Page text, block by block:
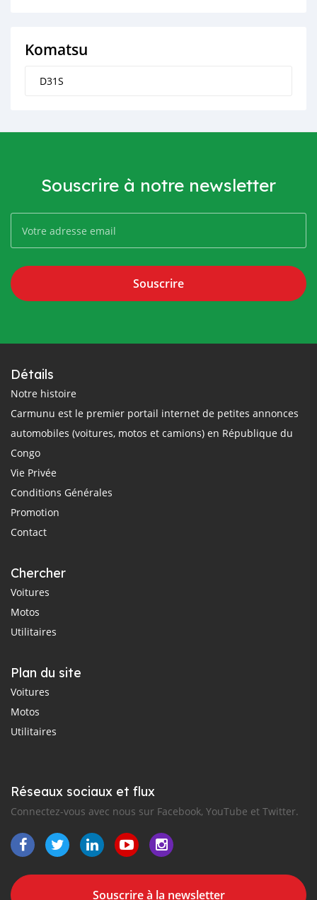
Komatsu
D31S
Souscrire à notre newsletter
Souscrire
Détails
Notre histoire
Carmunu est le premier portail internet de petites annonces
automobiles (voitures, motos et camions) en République du
Congo
Vie Privée
Conditions Générales
Promotion
Contact
Chercher
Voitures
Motos
Utilitaires
Plan du site
Voitures
Motos
Utilitaires
Réseaux sociaux et flux
Connectez-vous avec nous sur Facebook, YouTube et Twitter.
Souscrire à la newsletter